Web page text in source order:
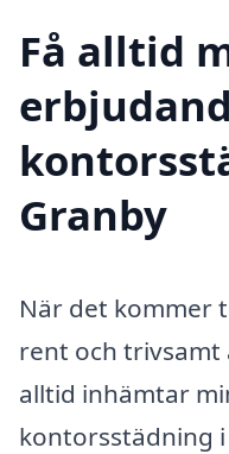
Få alltid
Granby
När det kommer
rent och trivsamt
alltid inhämtar
kontorsstädning